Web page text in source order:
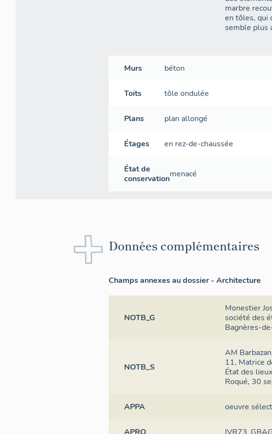
marbre
en tôles, qui
semble plus
Murs béton
Toits tôle ondulée
Plans plan allongé
Étages en rez-de-chaussée
État de
conservationmenacé
Données complémentaires
Champs annexes au dossier - Architecture
NOTB_G
Monestier
société des
Bagnères-
NOTB_S
AM
11, Matrice
État des
Roqué, 30
APPA oeuvre